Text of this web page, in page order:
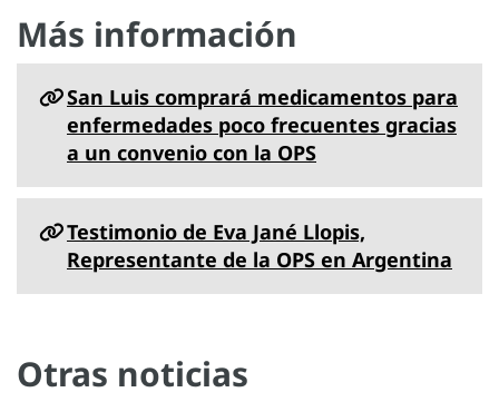
Más información
San Luis comprará medicamentos para
enfermedades poco frecuentes gracias
a un convenio con la OPS
Testimonio de Eva Jané Llopis,
Representante de la OPS en Argentina
Otras noticias